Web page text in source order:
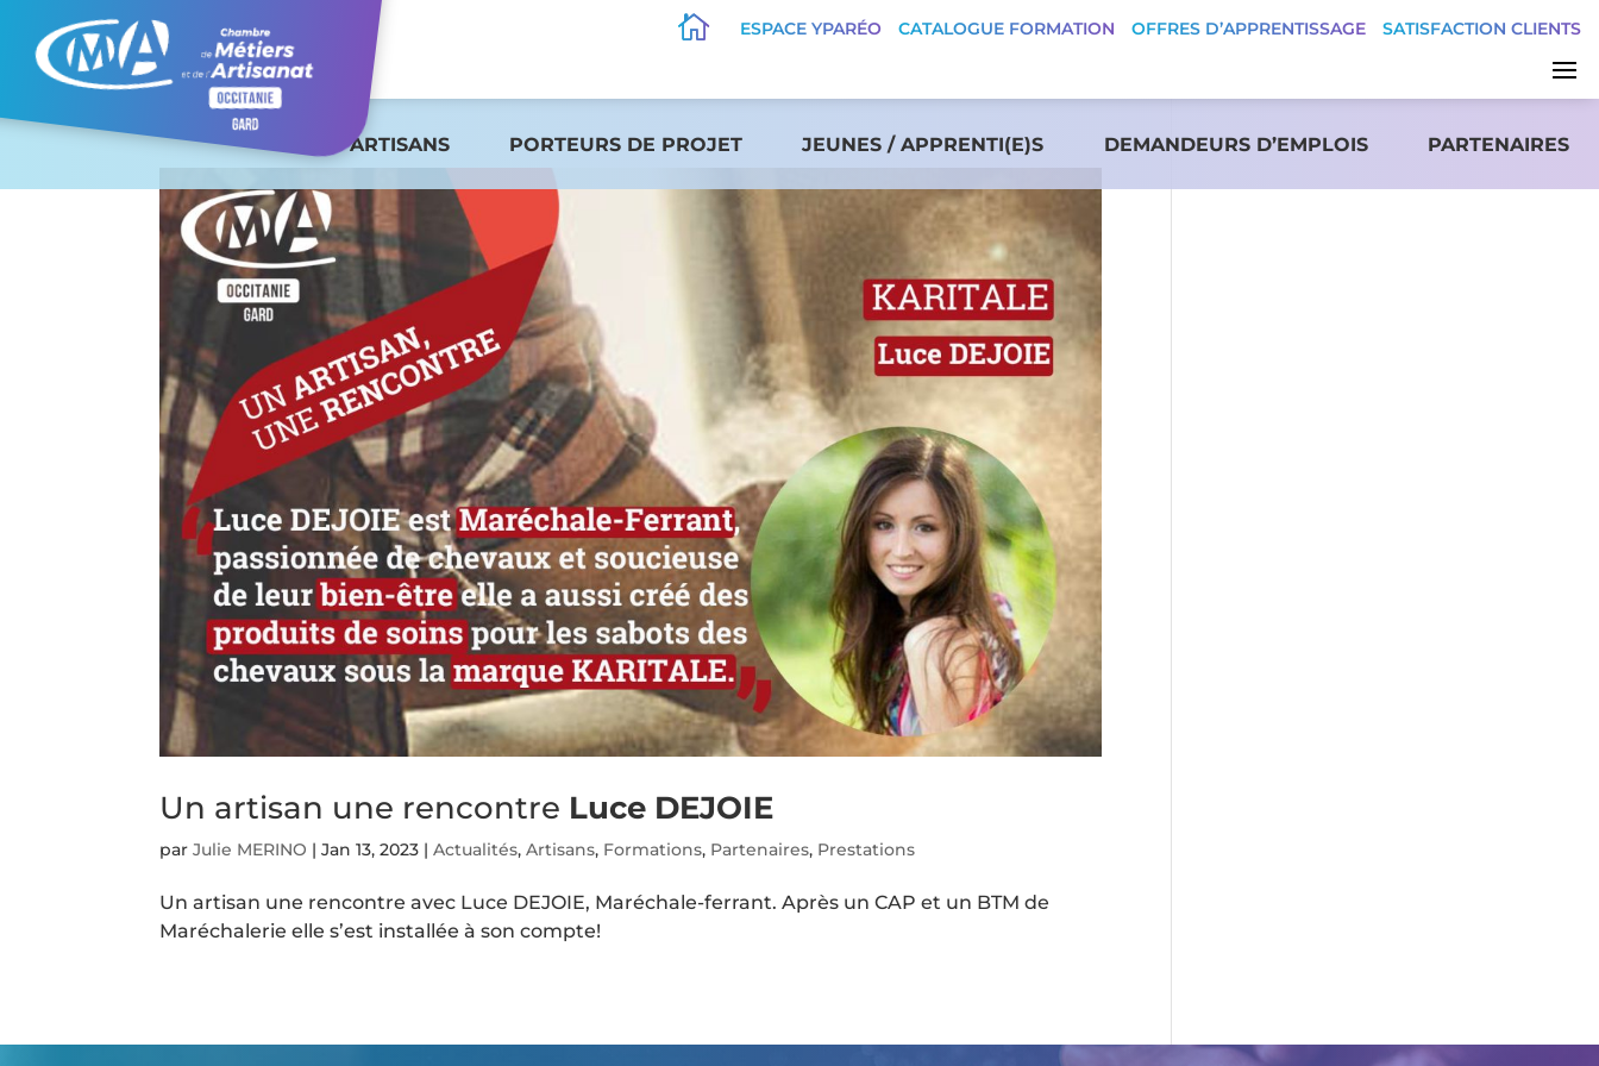
 ESPACE YPARÉO CATALOGUE FORMATION OFFRES D’APPRENTISSAGE SATISFACTION CLIENTS
ARTISANS PORTEURS DE PROJET JEUNES / APPRENTI(E)S DEMANDEURS D’EMPLOIS PARTENAIRES
Un artisan une rencontre Luce DEJOIE
parJulie MERINO |Jan 13, 2023 |Actualités,Artisans, Formations, Partenaires, Prestations
Un artisan une rencontre avec Luce DEJOIE, Maréchale-ferrant. Après un CAP et un BTM de
Maréchalerie elle s’est installée à son compte!